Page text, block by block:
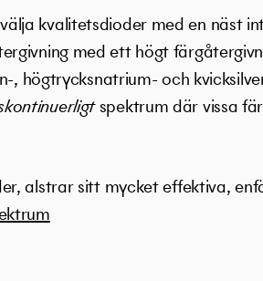
kvalitetsdioder med en näst
med ett högt
, högtrycksnatrium- och
spektrum där vissa
alstrar sitt mycket effektiva,